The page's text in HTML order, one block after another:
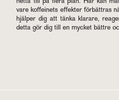
vare kof­fe­i­nets ef­fek­ter för­bätt­ras
hjäl­per dig att tänka kla­ra­re,
detta gör dig till en myc­ket bätt­re